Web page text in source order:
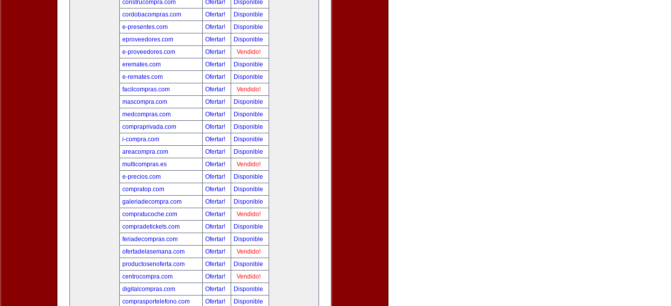
construcompra.com
Ofertar!
Disponible
cordobacompras.com
Ofertar!
Disponible
e-presentes.com
Ofertar!
Disponible
eproveedores.com
Ofertar!
Disponible
e-proveedores.com
Ofertar!
Vendido!
eremates.com
Ofertar!
Disponible
e-remates.com
Ofertar!
Disponible
facilcompras.com
Ofertar!
Vendido!
mascompra.com
Ofertar!
Disponible
medcompras.com
Ofertar!
Disponible
compraprivada.com
Ofertar!
Disponible
i-compra.com
Ofertar!
Disponible
areacompra.com
Ofertar!
Disponible
multicompras.es
Ofertar!
Vendido!
e-precios.com
Ofertar!
Disponible
compratop.com
Ofertar!
Disponible
galeriadecompra.com
Ofertar!
Disponible
compratucoche.com
Ofertar!
Vendido!
compradetickets.com
Ofertar!
Disponible
feriadecompras.com
Ofertar!
Disponible
ofertadelasemana.com
Ofertar!
Vendido!
productosenoferta.com
Ofertar!
Disponible
centrocompra.com
Ofertar!
Vendido!
digitalcompras.com
Ofertar!
Disponible
comprasportelefono.com
Ofertar!
Disponible